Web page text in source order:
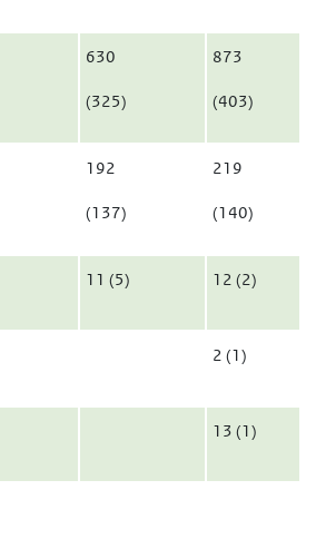
630
(325)
873
(403)
192
(137)
219
(140)
11 (5) 12 (2)
2 (1)
13 (1)